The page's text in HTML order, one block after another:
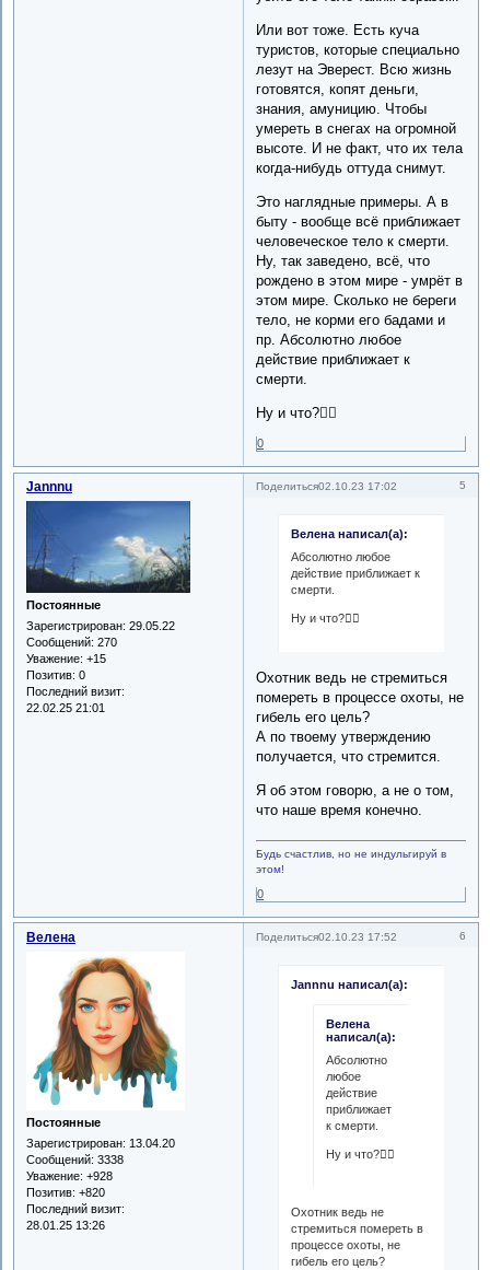
Или вот тоже. Есть куча
туристов, которые специально
лезут на Эверест. Всю жизнь
готовятся, копят деньги,
знания, амуницию. Чтобы
умереть в снегах на огромной
высоте. И не факт, что их тела
когда-нибудь оттуда снимут.
Это наглядные примеры. А в
быту - вообще всё приближает
человеческое тело к смерти.
Ну, так заведено, всё, что
рождено в этом мире - умрёт в
этом мире. Сколько не береги
тело, не корми его бадами и
пр. Абсолютно любое
действие приближает к
смерти.
Ну и что?🤷‍♀️
0
Поделиться 5
02.10.23 17:02
Jannnu
Постоянные
Зарегистрирован: 29.05.22
Сообщений: 270
Уважение: +15
Позитив: 0
Последний визит:
22.02.25 21:01
Велена написал(а):
Абсолютно любое
действие приближает к
смерти.
Ну и что?🤷‍♀️
Охотник ведь не стремиться
помереть в процессе охоты, не
гибель его цель?
А по твоему утверждению
получается, что стремится.
Я об этом говорю, а не о том,
что наше время конечно.
Будь счастлив, но не индульгируй в
этом!
0
Поделиться 6
02.10.23 17:52
Велена
Постоянные
Зарегистрирован: 13.04.20
Сообщений: 3338
Уважение: +928
Позитив: +820
Последний визит:
28.01.25 13:26
Jannnu написал(а):
Велена
написал(а):
Абсолютно
любое
действие
приближает
к смерти.
Ну и что?🤷‍♀️
Охотник ведь не
стремиться помереть в
процессе охоты, не
гибель его цель?